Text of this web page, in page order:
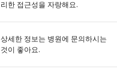
리한 접근성을 자랑해요.
상세한 정보는 병원에 문의하시는
것이 좋아요.